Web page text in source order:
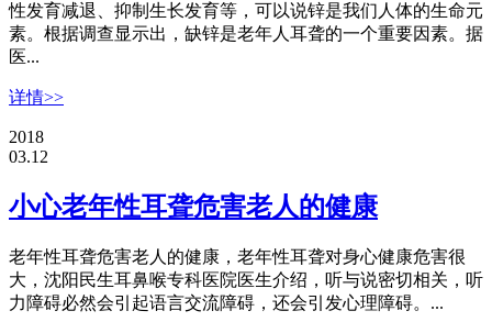
性发育减退、抑制生长发育等，可以说锌是我们人体的生命元
素。根据调查显示出，缺锌是老年人耳聋的一个重要因素。据
医...
详情>>
2018
03.12
小心老年性耳聋危害老人的健康
老年性耳聋危害老人的健康，老年性耳聋对身心健康危害很
大，沈阳民生耳鼻喉专科医院医生介绍，听与说密切相关，听
力障碍必然会引起语言交流障碍，还会引发心理障碍。...